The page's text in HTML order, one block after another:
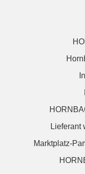
Lieferant
Marktplatz-